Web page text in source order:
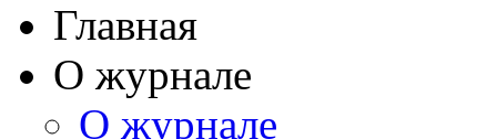
Главная
О журнале
О журнале